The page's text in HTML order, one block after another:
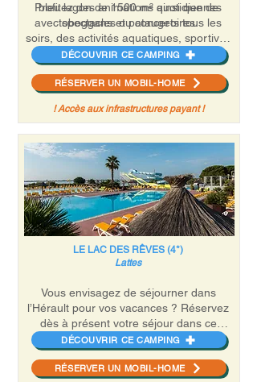
bleu lagon de 1500 m² ainsi que de
toboggans et pataugeoires.
Profitez des animations quotidiennes
avec spectacles ou concerts tous les
soirs, des activités aquatiques, sportives
et ludiques comme des karaokés, des
quizz et bien d’autres.
L’ équipe d’animation accueille les plus
clubs enfants.
DÉCOUVRIR CE CAMPING
RÉSERVER UN MOBIL-HOME
! Accès aux infrastructures payant !
LE LAC DES RÊVES (4*)
Lattes
Vous envisagez de séjourner dans
l’Hérault pour vos vacances ? Réservez
dès à présent votre séjour dans ce
Camping 4*.
Situé à 7 km de Montpellier et de la
plage, le camping 4* Lac des Rêves est
DÉCOUVRIR CE CAMPING
RÉSERVER UN MOBIL-HOME